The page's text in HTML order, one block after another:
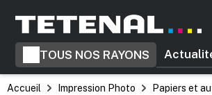
Passer à la navigation
TOUS NOS RAYONS
Accueil Impression Photo Papiers et